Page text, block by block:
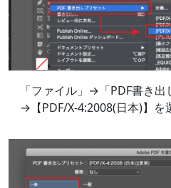
「ファイル」→「PDF書き出
→【PDF/X-4:2008(日本)】を